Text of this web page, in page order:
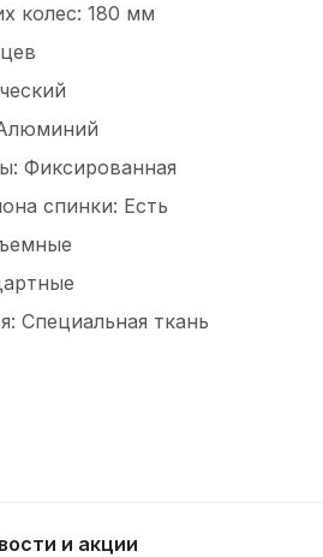
колес: 180 мм
Фиксированная
спинки: Есть
Специальная ткань
и акции